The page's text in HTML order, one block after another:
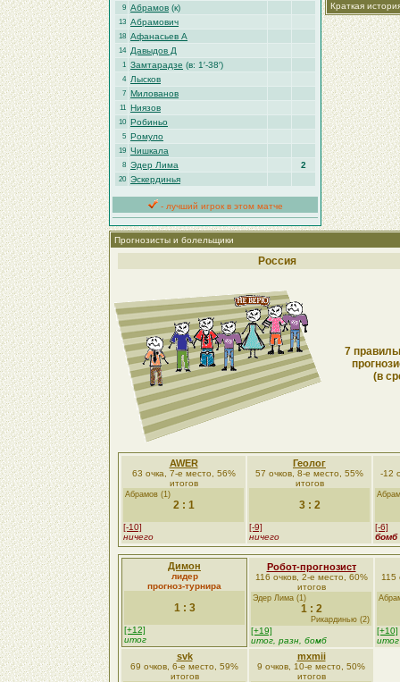
9 Абрамов (к)
13 Абрамович
18 Афанасьев А
14 Давыдов Д
1 Замтарадзе (в: 1′-38′)
4 Лысков
7 Милованов
11 Ниязов
10 Робиньо
5 Ромуло
19 Чишкала
8 Эдер Лима 2
20 Эскердинья
- лучший игрок в этом матче
Краткая
Прогнозисты и болельщики
Россия
7
(в
AWER
63 очка, 7-е место, 56%
итогов
Абрамов (1)
2 : 1
[-10]
ничего
Геолог
57 очков, 8-е место, 55%
итогов
3 : 2
[-9]
ничего
-12
[-6]
бомб
Димон
лидер
прогноз-турнира
1 : 3
[+12]
итог
Робот-прогнозист
116 очков, 2-е место, 60%
итогов
Эдер Лима (1)
1 : 2
Рикардинью (2)
[+19]
итог, разн, бомб
115
[+10]
итог
svk
69 очков, 6-е место, 59%
итогов
mxmii
9 очков, 10-е место, 50%
итогов